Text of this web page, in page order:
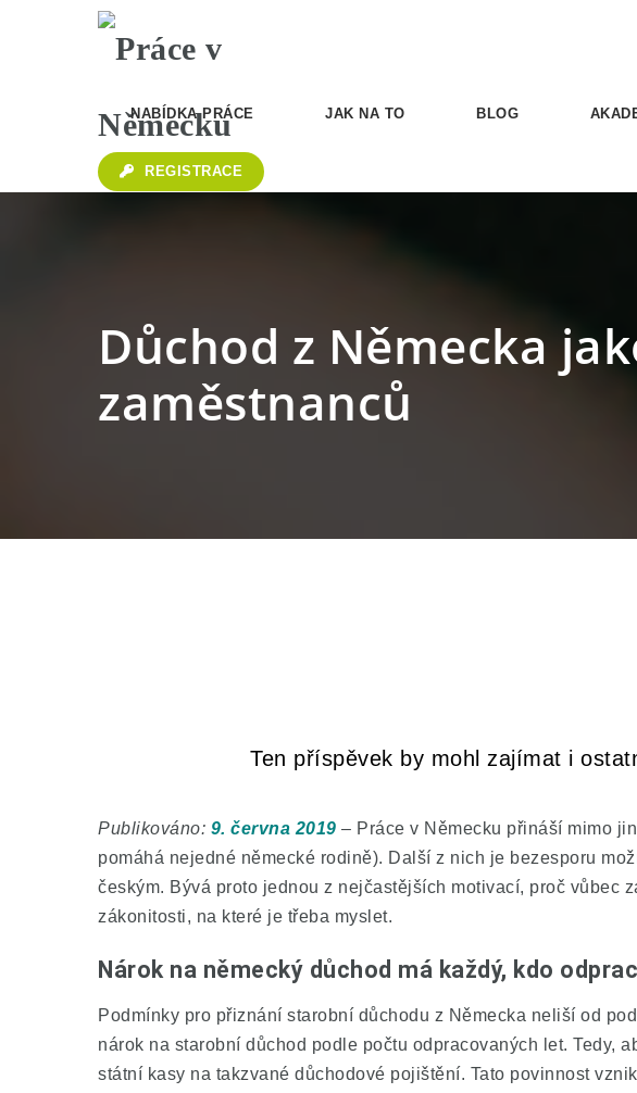
NABÍDKA PRÁCE JAK NA TO BLOG
REGISTRACE
Důchod z Německa
zaměstnanců
Ten příspěvek by mohl zajímat i
Publikováno: 9. června 2019 – Práce v Německu přináší mimo
pomáhá nejedné německé rodině). Další z nich je bezesporu
českým. Bývá proto jednou z nejčastějších motivací, proč vůbec
zákonitosti, na které je třeba myslet.
Nárok na německý důchod má každý, kdo
Podmínky pro přiznání starobní důchodu z Německa neliší od
nárok na starobní důchod podle počtu odpracovaných let. Tedy,
státní kasy na takzvané důchodové pojištění. Tato povinnost